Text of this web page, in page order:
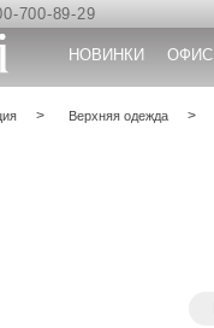
700-89-29
НОВИНКИ ОФИС
Верхняя одежда